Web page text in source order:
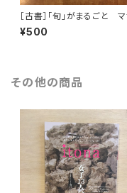
［古書］「旬」がまるごと
フードマガジン 20
¥500
その他の商品